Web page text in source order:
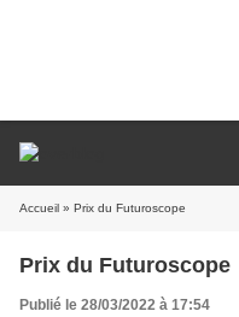
Accueil » Prix du Futuroscope
Prix du Futuroscope
Publié le 28/03/2022 à 17:54